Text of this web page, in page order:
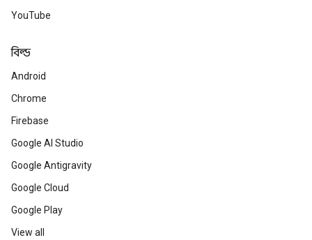
YouTube
বিল্ড
Android
Chrome
Firebase
Google AI Studio
Google Antigravity
Google Cloud
Google Play
View all